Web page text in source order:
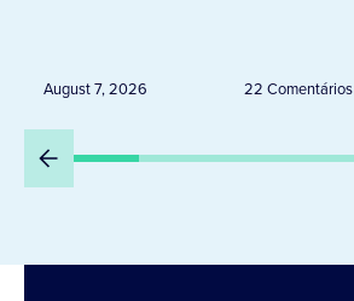
August 7, 2026 22 Comentários